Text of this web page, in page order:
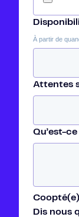
À partir de
Attentes
Qu’est-
Dis nous